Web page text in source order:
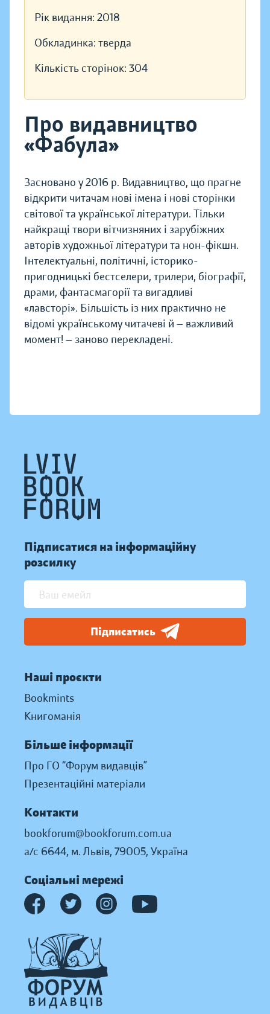
Рік видання: 2018
Обкладинка: тверда
Кількість сторінок: 304
Про видавництво
«Фабула»
Засновано у 2016 р. Видавництво, що прагне
відкрити читачам нові імена і нові сторінки
світової та української літератури. Тільки
найкращі твори вітчизняних і зарубіжних
авторів художньої літератури та нон-фікшн.
Інтелектуальні, політичні, історико-
пригодницькі бестселери, трилери, біографії,
драми, фантасмагорії та вигадливі
«лавсторі». Більшість із них практично не
відомі українському читачеві й — важливий
момент! — заново перекладені.
Підписатися на інформаційну
розсилку
Підписатись
Наші проєкти
Bookmints
Книгоманія
Більше інформації
Про ГО “Форум видавців”
Презентаційні матеріали
Контакти
bookforum@bookforum.com.ua
а/с 6644, м. Львів, 79005, Україна
Соціальні мережі